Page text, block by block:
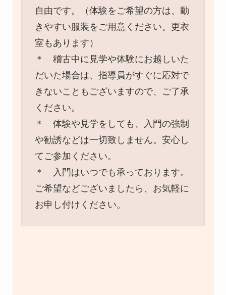
自由です。（体験をご希望の方は、動
きやすい服装をご用意ください。更衣
室もあります）
＊ 稽古中に見学や体験にお越しいた
だいた場合は、指導員がすぐに応対で
きないこともございますので、ご了承
ください。
＊ 体験や見学をしても、入門の強制
や勧誘などは一切致しません。安心し
てご参加ください。
＊ 入門はいつでも承っております。
ご希望などございましたら、お気軽に
お申し付けください。